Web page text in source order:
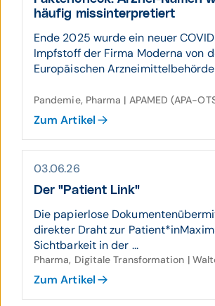
häufig miss­inter­pretiert
Ende 2025 wurde ein neuer
Impfstoff der Firma Moderna von
Europäischen Arzneimittelbehörde
Pandemie, Pharma | APAMED (APA-
Zum Artikel
03.06.26
Der "Patient Link"
Die papierlose
direkter Draht zur
Sichtbarkeit in der ...
Pharma, Digitale Transformation |
Zum Artikel